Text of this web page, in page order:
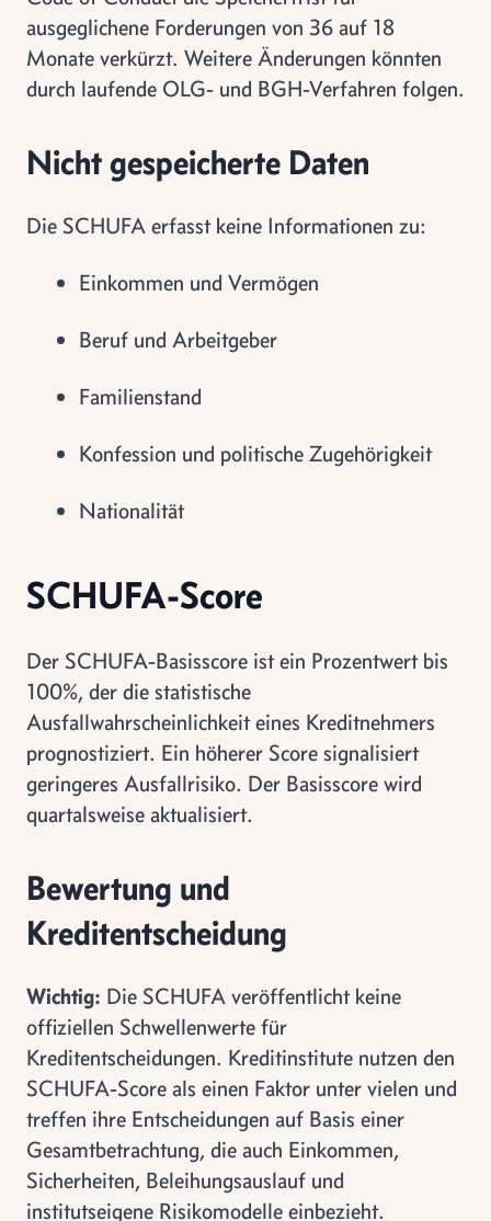
ausgeglichene Forderungen von 36 auf 18
Monate verkürzt. Weitere Änderungen könnten
durch laufende OLG- und BGH-Verfahren folgen.
Nicht gespeicherte Daten
Die SCHUFA erfasst keine Informationen zu:
Einkommen und Vermögen
Beruf und Arbeitgeber
Familienstand
Konfession und politische Zugehörigkeit
Nationalität
SCHUFA-Score
Der SCHUFA-Basisscore ist ein Prozentwert bis
100%, der die statistische
Ausfallwahrscheinlichkeit eines Kreditnehmers
prognostiziert. Ein höherer Score signalisiert
geringeres Ausfallrisiko. Der Basisscore wird
quartalsweise aktualisiert.
Bewertung und
Kreditentscheidung
Wichtig: Die SCHUFA veröffentlicht keine
offiziellen Schwellenwerte für
Kreditentscheidungen. Kreditinstitute nutzen den
SCHUFA-Score als einen Faktor unter vielen und
treffen ihre Entscheidungen auf Basis einer
Gesamtbetrachtung, die auch Einkommen,
Sicherheiten, Beleihungsauslauf und
institutseigene Risikomodelle einbezieht.